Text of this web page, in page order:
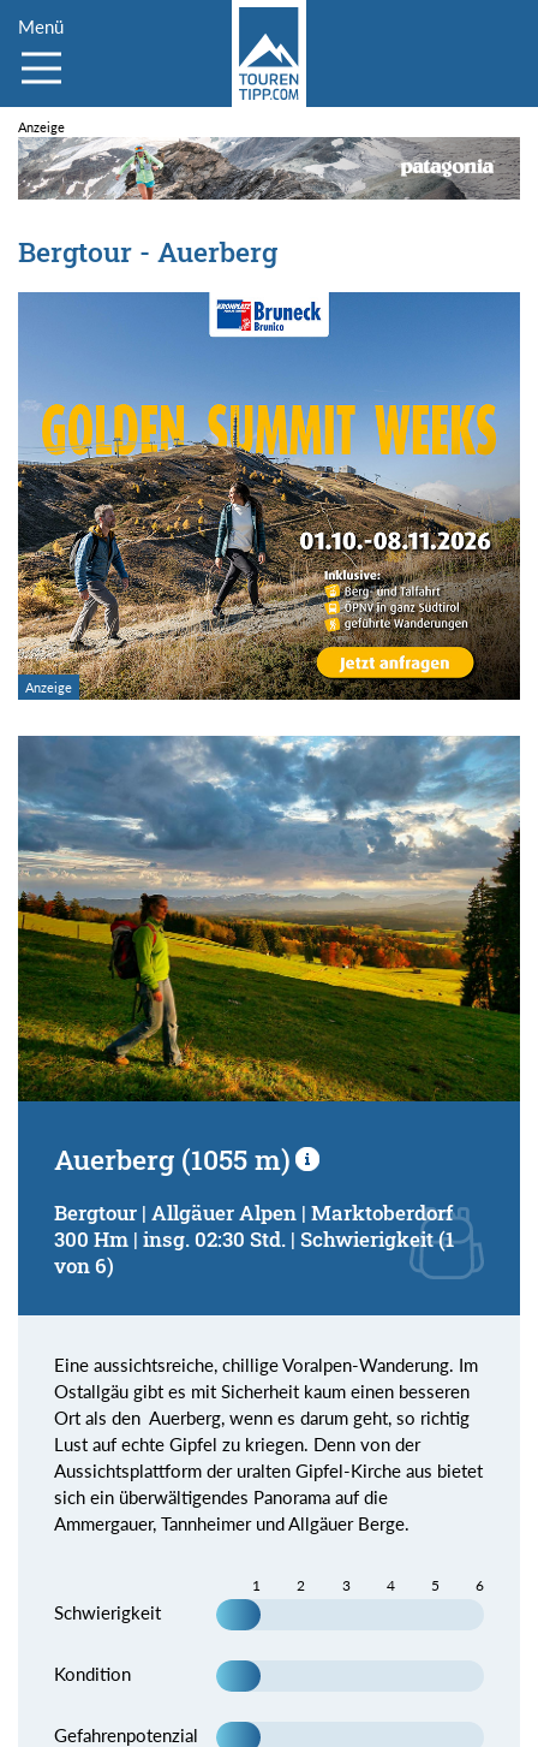
Menü
Bergtour - Auerberg
Auerberg (1055 m)
Bergtour | Allgäuer Alpen | Marktoberdorf
300 Hm | insg. 02:30 Std. | Schwierigkeit (1
von 6)
Eine aussichtsreiche, chillige Voralpen-Wanderung. Im
Ostallgäu gibt es mit Sicherheit kaum einen besseren
Ort als den Auerberg, wenn es darum geht, so richtig
Lust auf echte Gipfel zu kriegen. Denn von der
Aussichtsplattform der uralten Gipfel-Kirche aus bietet
sich ein überwältigendes Panorama auf die
Ammergauer, Tannheimer und Allgäuer Berge.
1 2 3 4 5 6
Schwierigkeit
Kondition
Gefahrenpotenzial